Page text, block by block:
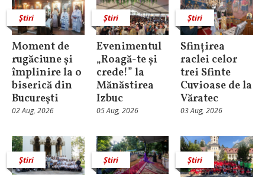
Știri
Moment de
rugăciune şi
împlinire la o
biserică din
Bucureşti
02 Aug, 2026
Știri
Evenimentul
„Roagă-te și
crede!” la
Mănăstirea
Izbuc
05 Aug, 2026
Știri
Sfințirea
raclei celor
trei Sfinte
Cuvioase de la
Văratec
03 Aug, 2026
Știri Știri Știri